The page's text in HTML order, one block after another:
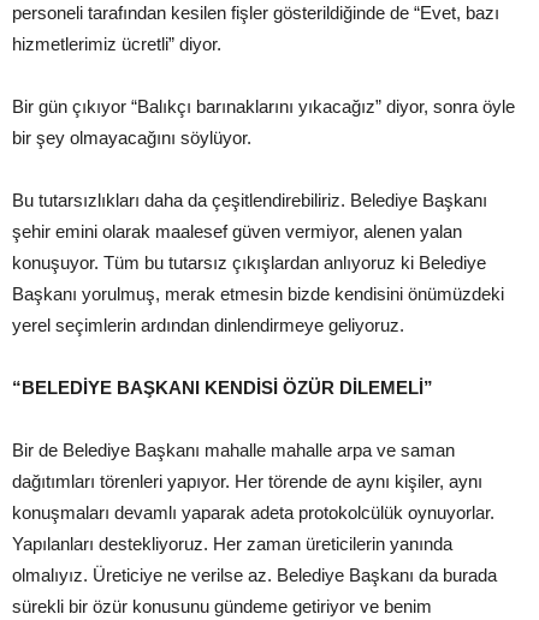
personeli tarafından kesilen fişler gösterildiğinde de “Evet, bazı
hizmetlerimiz ücretli” diyor.
Bir gün çıkıyor “Balıkçı barınaklarını yıkacağız” diyor, sonra öyle
bir şey olmayacağını söylüyor.
Bu tutarsızlıkları daha da çeşitlendirebiliriz. Belediye Başkanı
şehir emini olarak maalesef güven vermiyor, alenen yalan
konuşuyor. Tüm bu tutarsız çıkışlardan anlıyoruz ki Belediye
Başkanı yorulmuş, merak etmesin bizde kendisini önümüzdeki
yerel seçimlerin ardından dinlendirmeye geliyoruz.
“BELEDİYE BAŞKANI KENDİSİ ÖZÜR DİLEMELİ”
Bir de Belediye Başkanı mahalle mahalle arpa ve saman
dağıtımları törenleri yapıyor. Her törende de aynı kişiler, aynı
konuşmaları devamlı yaparak adeta protokolcülük oynuyorlar.
Yapılanları destekliyoruz. Her zaman üreticilerin yanında
olmalıyız. Üreticiye ne verilse az. Belediye Başkanı da burada
sürekli bir özür konusunu gündeme getiriyor ve benim